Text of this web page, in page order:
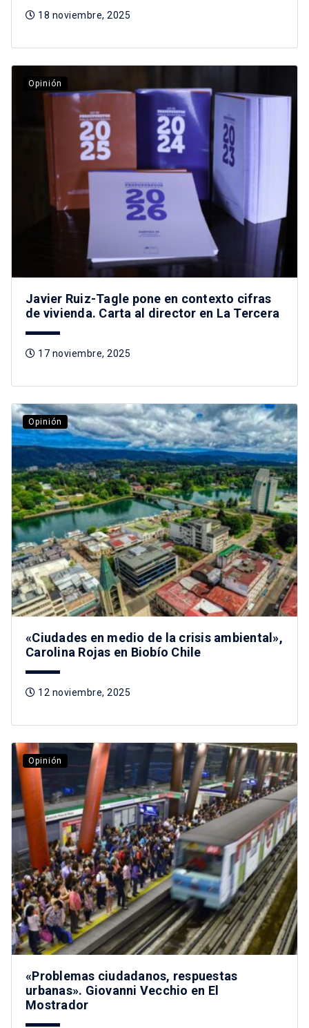
18 noviembre, 2025
Opinión
Javier Ruiz-Tagle pone en contexto cifras
de vivienda. Carta al director en La Tercera
17 noviembre, 2025
Opinión
«Ciudades en medio de la crisis ambiental»,
Carolina Rojas en Biobío Chile
12 noviembre, 2025
Opinión
«Problemas ciudadanos, respuestas
urbanas». Giovanni Vecchio en El
Mostrador